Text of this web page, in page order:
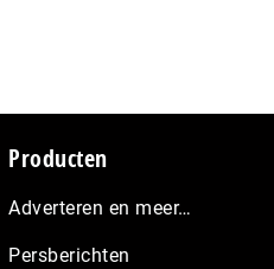
Producten
Adverteren en meer…
Persberichten